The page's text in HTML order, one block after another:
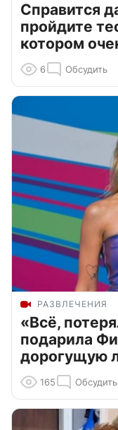
Справится
пройдите
котором
6 Обсудить
РАЗВЛЕЧЕНИЯ
«Всё,
подарила
дорогущую
165 Обсудить